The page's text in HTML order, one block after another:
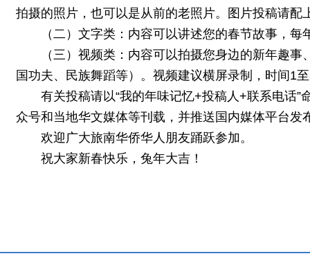
拍摄的照片，也可以是从前的老照片。图片投稿请配
（二）文字类：内容可以讲述您的春节故事，每
（三）视频类：内容可以拍摄您身边的新年趣事
国功夫、民族舞蹈等）。视频建议横屏录制，时间1
有关投稿请以“我的年味记忆+投稿人+联系电话”
众号和当地华文媒体等刊载，并推送国内媒体平台发
欢迎广大旅南华侨华人朋友踊跃参加。
祝大家新春快乐，兔年大吉！